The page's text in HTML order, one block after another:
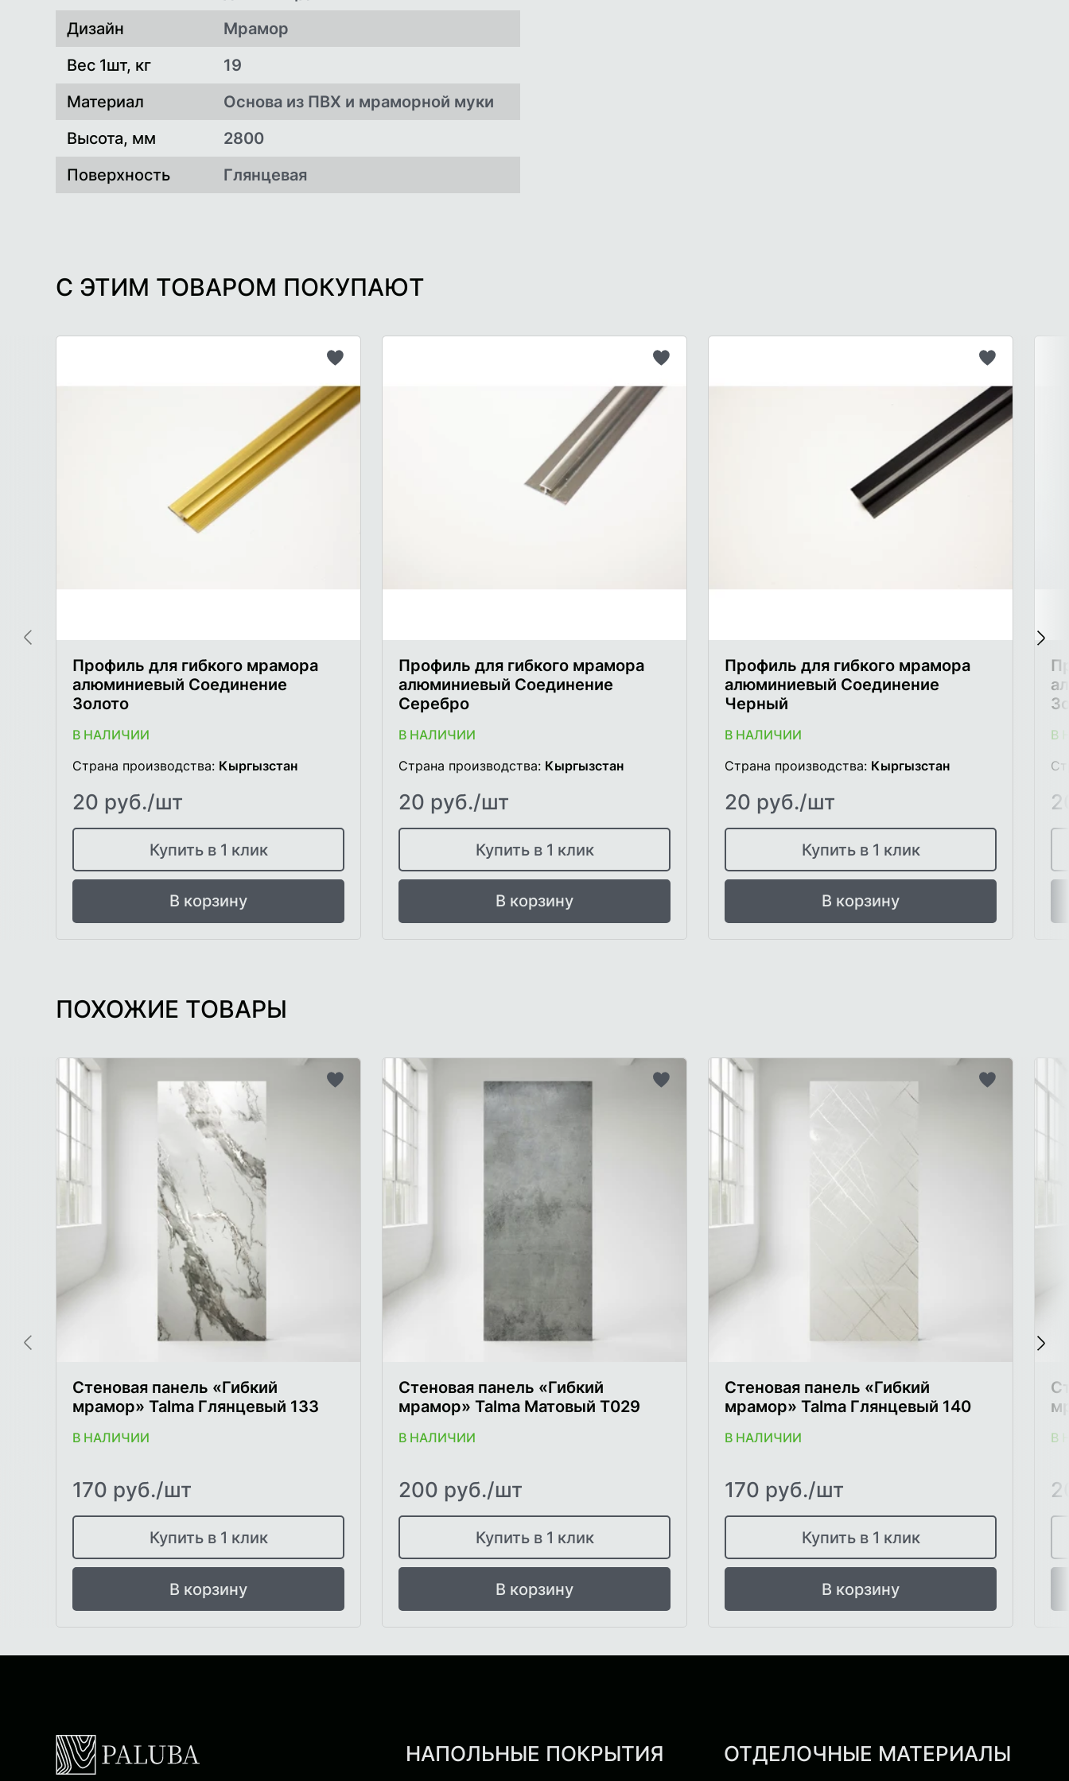
Дизайн
Мрамор
Вес 1шт, кг
19
Материал
Основа из ПВХ и мраморной муки
Высота, мм
2800
Поверхность
Глянцевая
С ЭТИМ ТОВАРОМ ПОКУПАЮТ
в
список
желаемого
Профиль для гибкого мрамора
алюминиевый Соединение
Золото
В НАЛИЧИИ
Страна производства: Кыргызстан
20 руб./шт
Купить в 1 клик
В корзину
в
Профиль для гибкого мрамора
алюминиевый Соединение
Серебро
В НАЛИЧИИ
Страна производства: Кыргызстан
20 руб./шт
Купить в 1 клик
В корзину
в
список
желаемого
Профиль для гибкого мрамора
алюминиевый Соединение
Черный
В НАЛИЧИИ
Страна производства: Кыргызстан
20 руб./шт
Купить в 1 клик
В корзину
В
ПОХОЖИЕ ТОВАРЫ
Добавить
желаемого
Стеновая панель «Гибкий
мрамор» Talma Глянцевый 133
В НАЛИЧИИ
170 руб./шт
Купить в 1 клик
В корзину
Добавить
желаемого
Стеновая панель «Гибкий
мрамор» Talma Матовый Т029
В НАЛИЧИИ
200 руб./шт
Купить в 1 клик
В корзину
Добавить
желаемого
Стеновая панель «Гибкий
мрамор» Talma Глянцевый 140
В НАЛИЧИИ
170 руб./шт
Купить в 1 клик
В корзину
В
НАПОЛЬНЫЕ ПОКРЫТИЯ ОТДЕЛОЧНЫЕ МАТЕРИАЛЫ